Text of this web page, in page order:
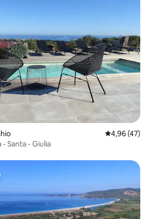
4,96 av 5 i
4,96 (47)
- Santa - Giulia